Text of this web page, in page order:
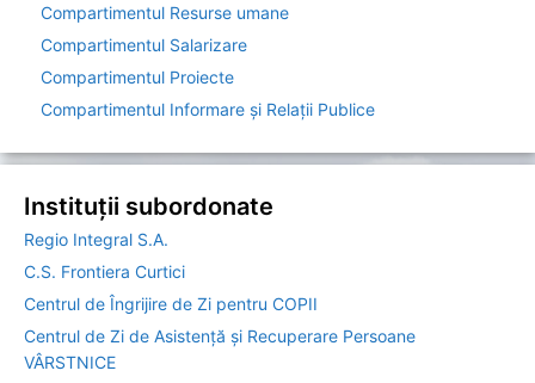
Compartimentul Resurse umane
Compartimentul Salarizare
Compartimentul Proiecte
Compartimentul Informare şi Relaţii Publice
Instituții subordonate
Regio Integral S.A.
C.S. Frontiera Curtici
Centrul de Îngrijire de Zi pentru COPII
Centrul de Zi de Asistență și Recuperare Persoane
VÂRSTNICE